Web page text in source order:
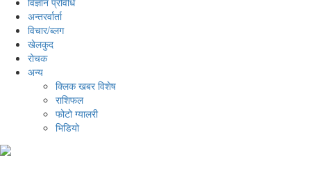
अन्तरर्वार्ता
विचार/ब्लग
खेलकुद
रोचक
अन्य
क्लिक खबर विशेष
राशिफल
फोटो ग्यालरी
भिडियो